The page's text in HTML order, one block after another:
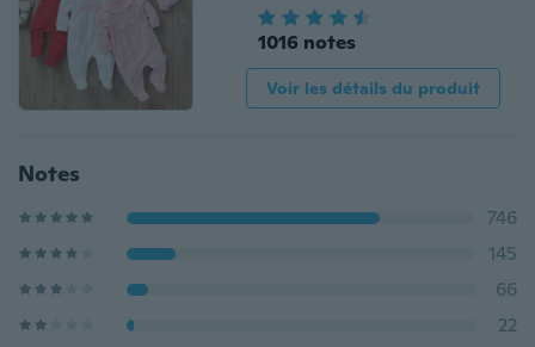
1016 notes
Voir les détails du produit
Notes
746
145
66
22